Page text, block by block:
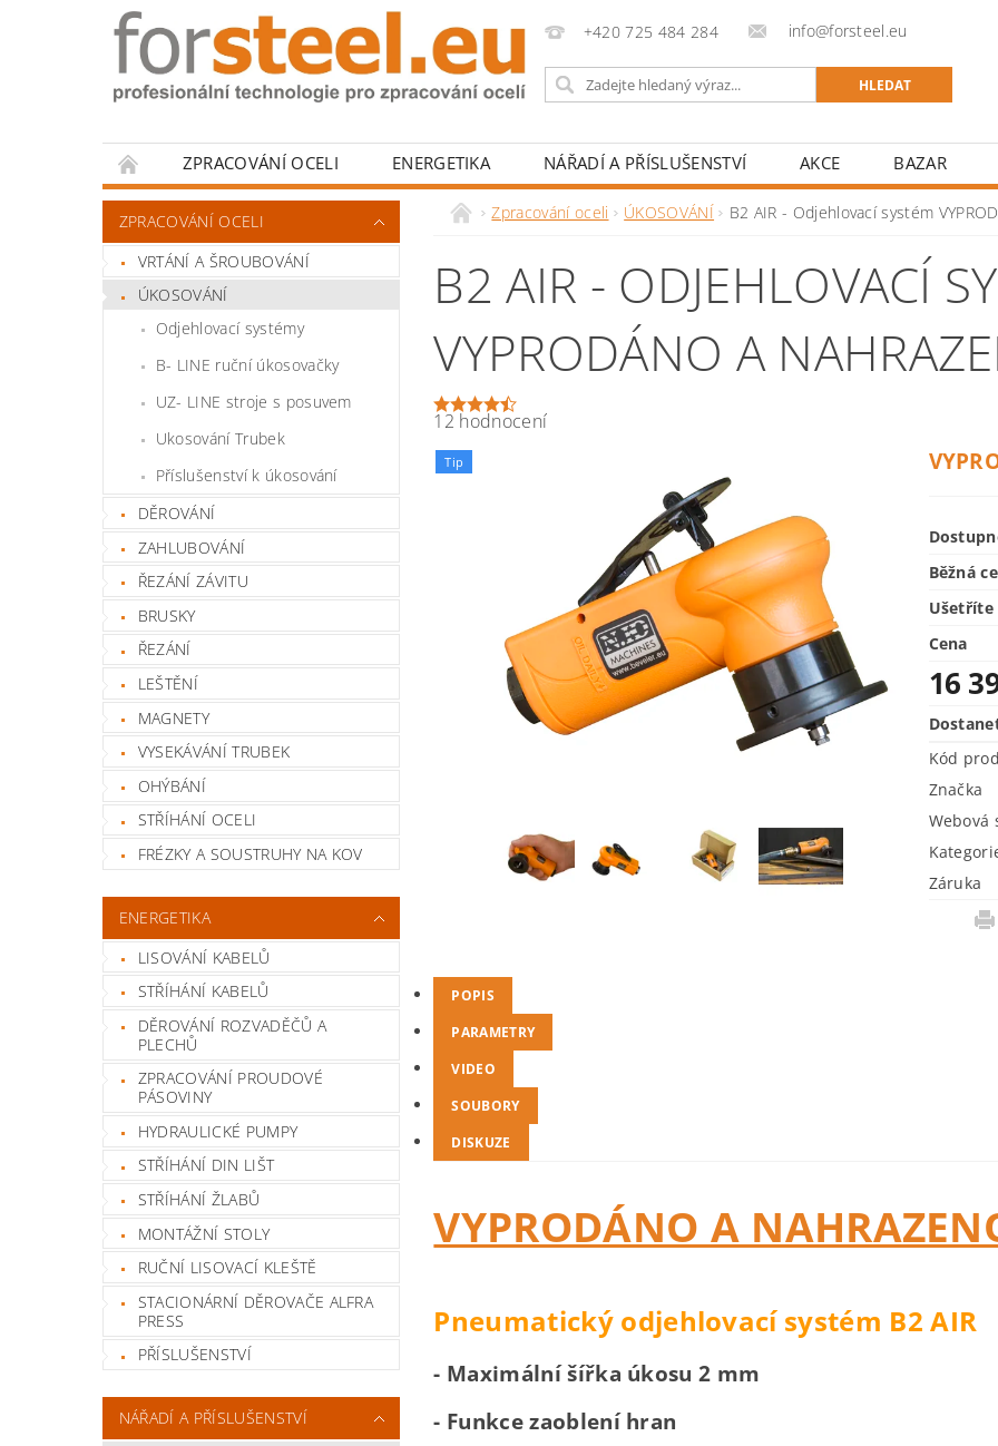
+420 725 484 284 info@forsteel.eu
ZPRACOVÁNÍ OCELI ENERGETIKA NÁŘADÍ A PŘÍSLUŠENSTVÍ AKCE
BAZAR
HODNOCENÍ OBCHODU
ZPRACOVÁNÍ OCELI
VRTÁNÍ A ŠROUBOVÁNÍ
ÚKOSOVÁNÍ
Odjehlovací systémy
B- LINE ruční úkosovačky
UZ- LINE stroje s posuvem
Ukosování Trubek
Příslušenství k úkosování
DĚROVÁNÍ
ZAHLUBOVÁNÍ
ŘEZÁNÍ ZÁVITU
BRUSKY
ŘEZÁNÍ
LEŠTĚNÍ
MAGNETY
VYSEKÁVÁNÍ TRUBEK
OHÝBÁNÍ
STŘÍHÁNÍ OCELI
FRÉZKY A SOUSTRUHY NA KOV
ENERGETIKA
LISOVÁNÍ KABELŮ
STŘÍHÁNÍ KABELŮ
DĚROVÁNÍ ROZVADĚČŮ A
PLECHŮ
ZPRACOVÁNÍ PROUDOVÉ
PÁSOVINY
HYDRAULICKÉ PUMPY
STŘÍHÁNÍ DIN LIŠT
STŘÍHÁNÍ ŽLABŮ
MONTÁŽNÍ STOLY
RUČNÍ LISOVACÍ KLEŠTĚ
STACIONÁRNÍ DĚROVAČE ALFRA
PRESS
PŘÍSLUŠENSTVÍ
NÁŘADÍ A PŘÍSLUŠENSTVÍ
Zpracování oceli ÚKOSOVÁNÍ B2 AIR - Odjehlovací systém
B2 AIR - ODJEHLOVACÍ
VYPRODÁNO A
12 hodnocení
Tip
Běžná
Ušetříte
Cena
16
Kód
Značka
Webová
Záruka
POPIS
PARAMETRY
VIDEO
SOUBORY
DISKUZE
VYPRODÁNO A
Pneumatický odjehlovací systém B2 AIR
- Maximální šířka úkosu 2 mm
- Funkce zaoblení hran